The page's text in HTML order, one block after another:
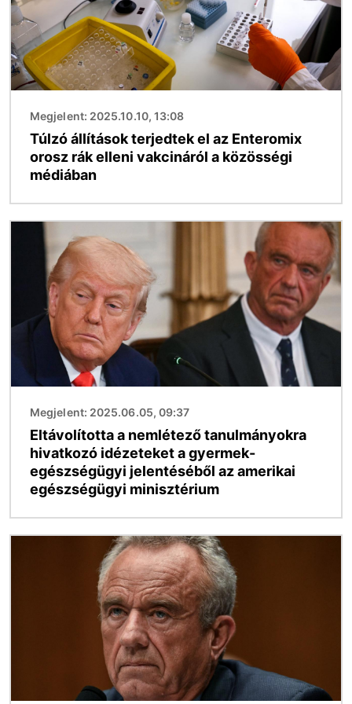
Megjelent: 2025.10.10, 13:08
Túlzó állítások terjedtek el az Enteromix
orosz rák elleni vakcináról a közösségi
médiában
Megjelent: 2025.06.05, 09:37
Eltávolította a nemlétező tanulmányokra
hivatkozó idézeteket a gyermek-
egészségügyi jelentéséből az amerikai
egészségügyi minisztérium